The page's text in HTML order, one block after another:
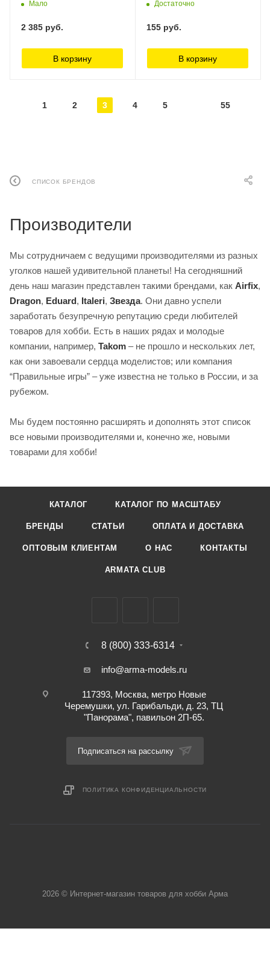
печатными деталями)
Мало
2 385 руб.
В корзину
Studio
Достаточно
155 руб.
В корзину
1 2 3 4 5 55
СПИСОК БРЕНДОВ
Производители
Мы сотрудничаем с ведущими производителями из разных
уголков нашей удивительной планеты! На сегодняшний
день наш магазин представлен такими брендами, как Airfix,
Dragon, Eduard, Italeri, Звезда. Они давно успели
заработать безупречную репутацию среди любителей
товаров для хобби. Есть в наших рядах и молодые
компании, например, Takom – не прошло и нескольких лет,
как они завоевали сердца моделистов; или компания
“Правильные игры” – уже известна не только в России, и за
рубежом.
Мы будем постоянно расширять и дополнять этот список
все новыми производителями и, конечно же, новыми
товарами для хобби!
КАТАЛОГ КАТАЛОГ ПО МАСШТАБУ
БРЕНДЫ СТАТЬИ ОПЛАТА И ДОСТАВКА
ОПТОВЫМ КЛИЕНТАМ О НАС КОНТАКТЫ
ARMATA CLUB
8 (800) 333-6314
info@arma-models.ru
117393, Москва, метро Новые
Черемушки, ул. Гарибальди, д. 23, ТЦ
"Панорама", павильон 2П-65.
Подписаться на рассылку
ПОЛИТИКА КОНФИДЕНЦИАЛЬНОСТИ
2026 © Интернет-магазин товаров для хобби Арма